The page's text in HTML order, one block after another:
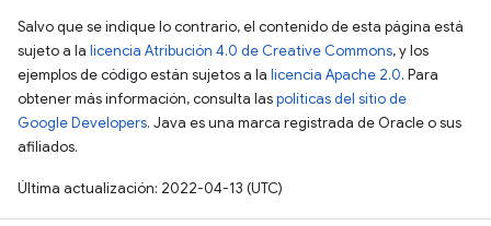
Salvo que se indique lo contrario, el contenido de esta página está
sujeto a la licencia Atribución 4.0 de Creative Commons, y los
ejemplos de código están sujetos a la licencia Apache 2.0. Para
obtener más información, consulta laspolíticas del sitio de
Google Developers. Java es una marca registrada de Oracle o sus
afiliados.
Última actualización: 2022-04-13 (UTC)